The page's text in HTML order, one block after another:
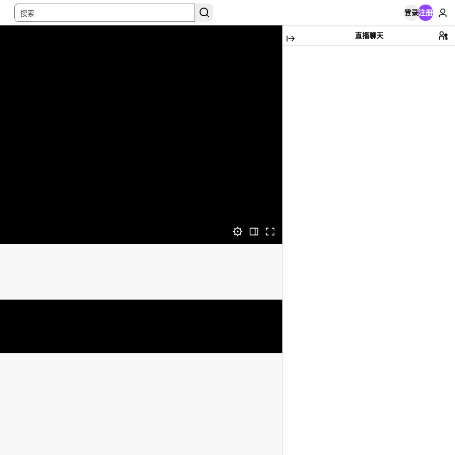
登录注册
直播聊天